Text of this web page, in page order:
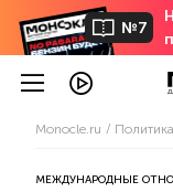
№7
Monocle.ru Политика
МЕЖДУНАРОДНЫЕ